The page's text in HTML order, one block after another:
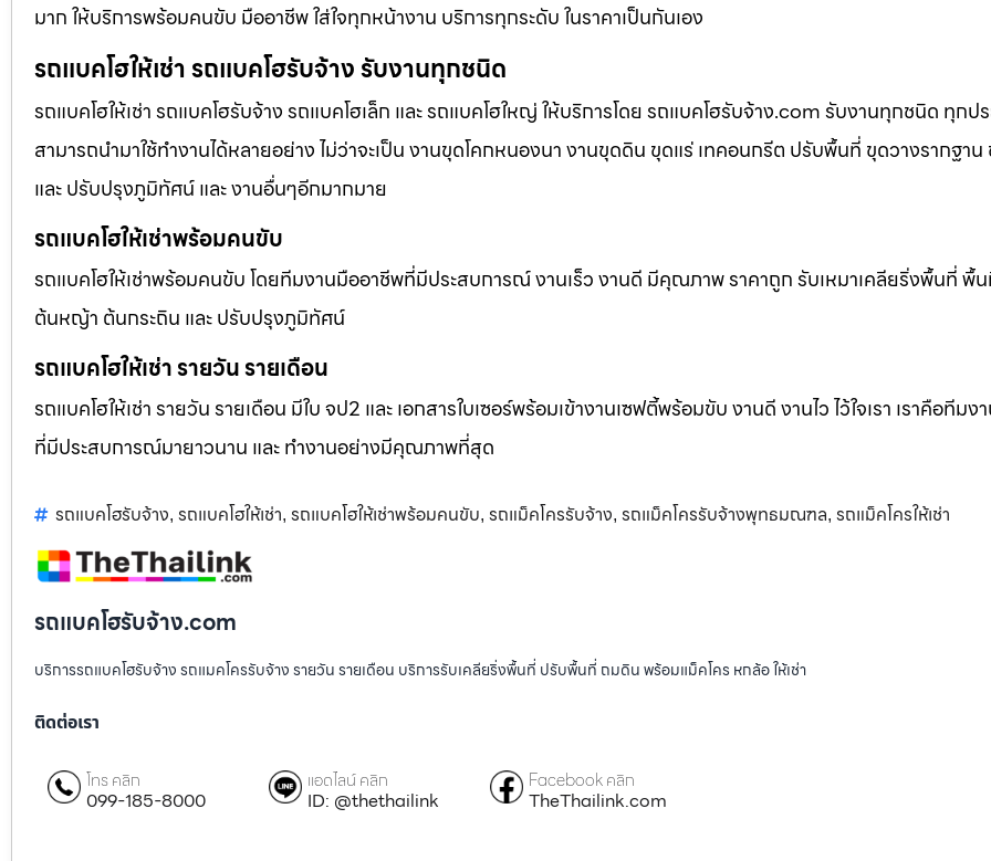
มาก ให้บริการพร้อมคนขับ มืออาชีพ ใส่ใจทุกหน้างาน บริการทุกระดับ ในราคาเป็นกันเอง
รถแบคโฮให้เช่า รถแบคโฮรับจ้าง รับงานทุกชนิด
รถแบคโฮให้เช่า รถแบคโฮรับจ้าง รถแบคโฮเล็ก และ รถแบคโฮใหญ่ ให้บริการโดย รถแบคโฮรับจ้าง.com รับงานทุกชนิด ทุกปร
สามารถนำมาใช้ทำงานได้หลายอย่าง ไม่ว่าจะเป็น งานขุดโคกหนองนา งานขุดดิน ขุดแร่ เทคอนกรีต ปรับพื้นที่ ขุดวางรากฐา
และ ปรับปรุงภูมิทัศน์ และ งานอื่นๆอีกมากมาย
รถแบคโฮให้เช่าพร้อมคนขับ
รถแบคโฮให้เช่าพร้อมคนขับ โดยทีมงานมืออาชีพที่มีประสบการณ์ งานเร็ว งานดี มีคุณภาพ ราคาถูก รับเหมาเคลียริ่งพื้นที่ พื้
ต้นหญ้า ต้นกระถิน และ ปรับปรุงภูมิทัศน์
รถแบคโฮให้เช่า รายวัน รายเดือน
รถแบคโฮให้เช่า รายวัน รายเดือน มีใบ จป2 และ เอกสารใบเซอร์พร้อมเข้างานเซฟตี้พร้อมขับ งานดี งานไว ไว้ใจเรา เราคือทีม
ที่มีประสบการณ์มายาวนาน และ ทำงานอย่างมีคุณภาพที่สุด
รถแบคโฮรับจ้าง, รถแบคโฮให้เช่า, รถแบคโฮให้เช่าพร้อมคนขับ, รถแม็คโครรับจ้าง, รถแม็คโครรับจ้างพุทธมณฑล, รถแม็คโครให้เช่า
รถแบคโฮรับจ้าง.com
บริการรถแบคโฮรับจ้าง รถแมคโครรับจ้าง รายวัน รายเดือน บริการรับเคลียริ่งพื้นที่ ปรับพื้นที่ ถมดิน พร้อมแม็คโคร หกล้อ ให้เช่า
ติดต่อเรา
โทร คลิก
099-185-8000
แอดไลน์ คลิก
ID: @thethailink
Facebook คลิก
TheThailink.com